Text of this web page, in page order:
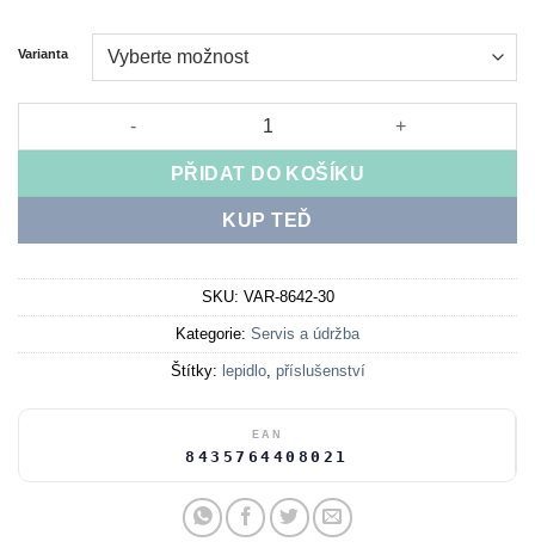
Varianta
Bílý termální silikon 704 50 ml množství
PŘIDAT DO KOŠÍKU
KUP TEĎ
SKU: VAR-8642-30
Kategorie: Servis a údržba
Štítky: lepidlo, příslušenství
EAN
8435764408021